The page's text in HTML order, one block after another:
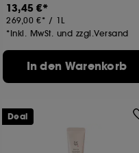
13,45 €
269,00 € / 1L
*Inkl. MwSt. und zzgl.Versand
In den Warenkorb
Deal